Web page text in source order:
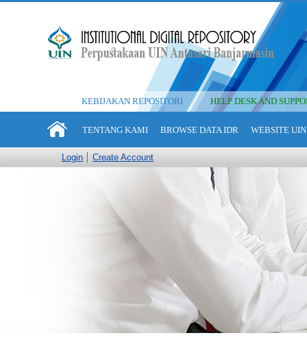
KEBIJAKAN REPOSITORI HELP DESK AND
TENTANG KAMI BROWSE DATA IDR WEBSITE
Login Create Account